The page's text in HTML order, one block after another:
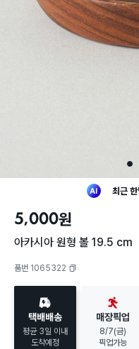
1
최근
5,000원
아카시아 원형 볼 19.5 cm
품번 1065322
택배배송
평균 3일 이내
도착예정
매장픽업
8/7(금)
픽업가능